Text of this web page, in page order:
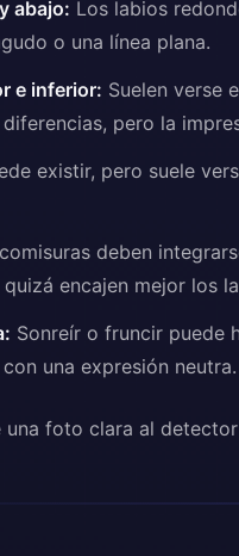
abajo: Los labios
o una línea plana.
e inferior: Suelen verse
pero la
existir, pero suele
deben
encajen mejor los
Sonreír o fruncir puede
una expresión neutra.
una foto clara al